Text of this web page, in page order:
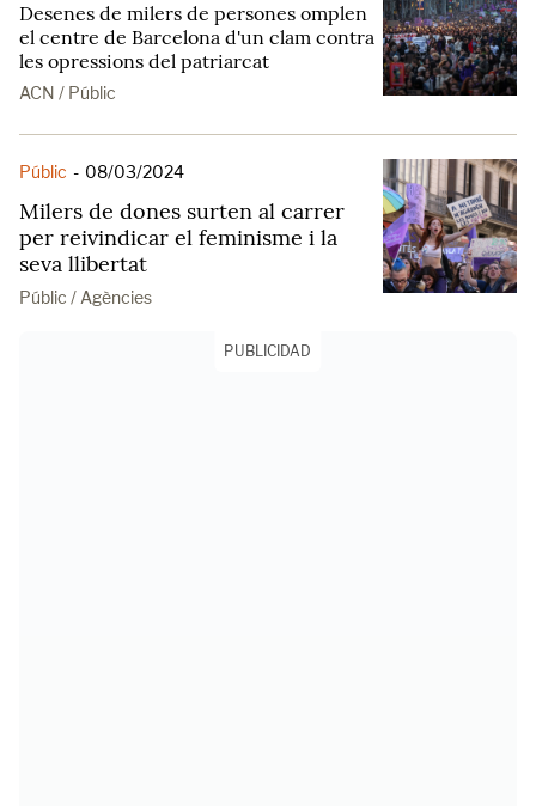
Desenes de milers de persones omplen
el centre de Barcelona d'un clam contra
les opressions del patriarcat
ACN / Públic
Públic - 08/03/2024
Milers de dones surten al carrer
per reivindicar el feminisme i la
seva llibertat
Públic / Agències
PUBLICIDAD